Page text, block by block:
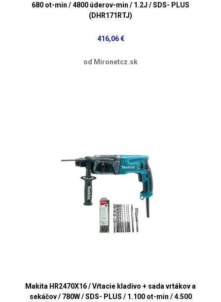
680 ot-min / 4800 úderov-min / 1.2J / SDS- PLUS
(DHR171RTJ)
416,06 €
od Mironetcz.sk
Makita HR2470X16 / Vŕtacie kladivo + sada vrtákov a
sekáčov / 780W / SDS- PLUS / 1.100 ot-min / 4.500